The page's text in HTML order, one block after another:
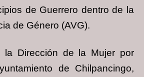
de Guerrero dentro de la
de Género (AVG).
la Dirección de la Mujer por
de Chilpancingo,